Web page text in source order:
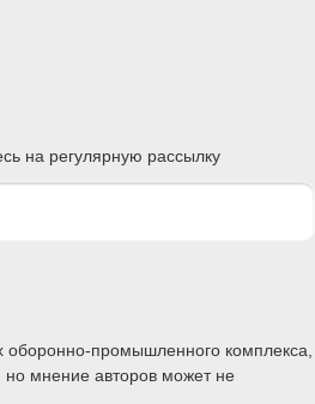
на регулярную рассылку
промышленного комплекса,
но мнение авторов может не